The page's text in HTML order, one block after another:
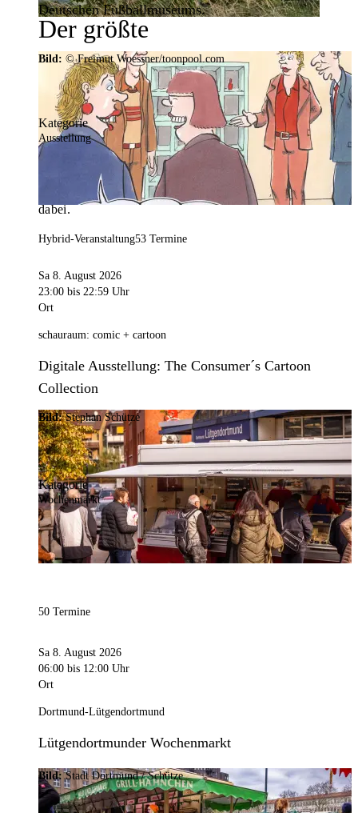
Der größte
Veranstaltungskalender der
Region
Mit weit über 4.000 Terminen ist der
Veranstaltungskalender der Stadt Dortmund der
umfangreichste der Region. Hier ist für alle was
dabei.
Deutschen Fußballmuseums.
Bild: © Freimut Woessner/toonpool.com
Kategorie
Ausstellung
Hybrid-Veranstaltung53 Termine
Sa 8. August 2026
23:00 bis 22:59 Uhr
Ort
schauraum: comic + cartoon
Digitale Ausstellung: The Consumer´s Cartoon
Collection
Bild:Stephan Schütze
Kategorie
Wochenmarkt
50 Termine
Sa 8. August 2026
06:00 bis 12:00 Uhr
Ort
Dortmund-Lütgendortmund
Lütgendortmunder Wochenmarkt
Bild:Stadt Dortmund / Schütze